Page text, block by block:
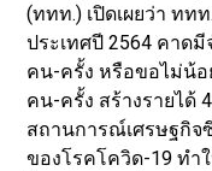
(ททท.) เปิดเผยว่า ทท
ประเทศปี 2564 คาด
คน-ครั้ง หรือขอไม่น้อ
คน-ครั้ง สร้างรายได้
สถานการณ์เศรษฐกิจ
ของโรคโควิด-19 ทำ